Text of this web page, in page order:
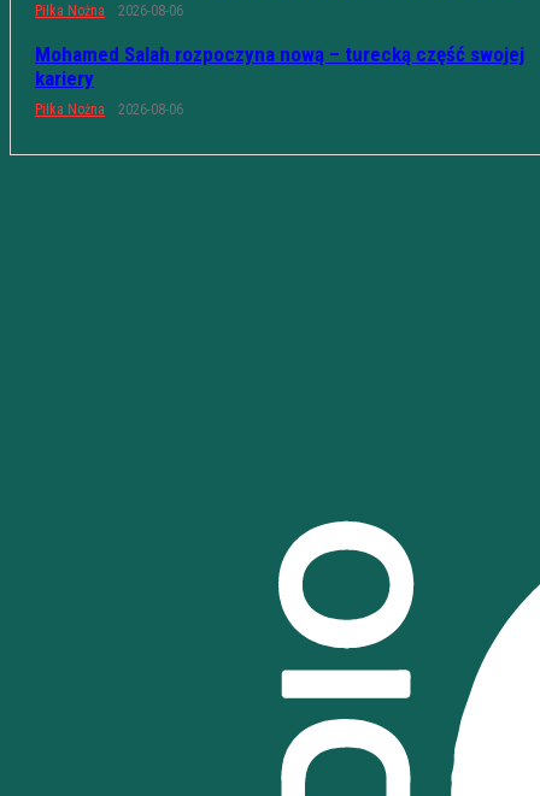
Piłka Nożna 2026-08-06
Mohamed Salah rozpoczyna nową – turecką część swojej
kariery
Piłka Nożna 2026-08-06